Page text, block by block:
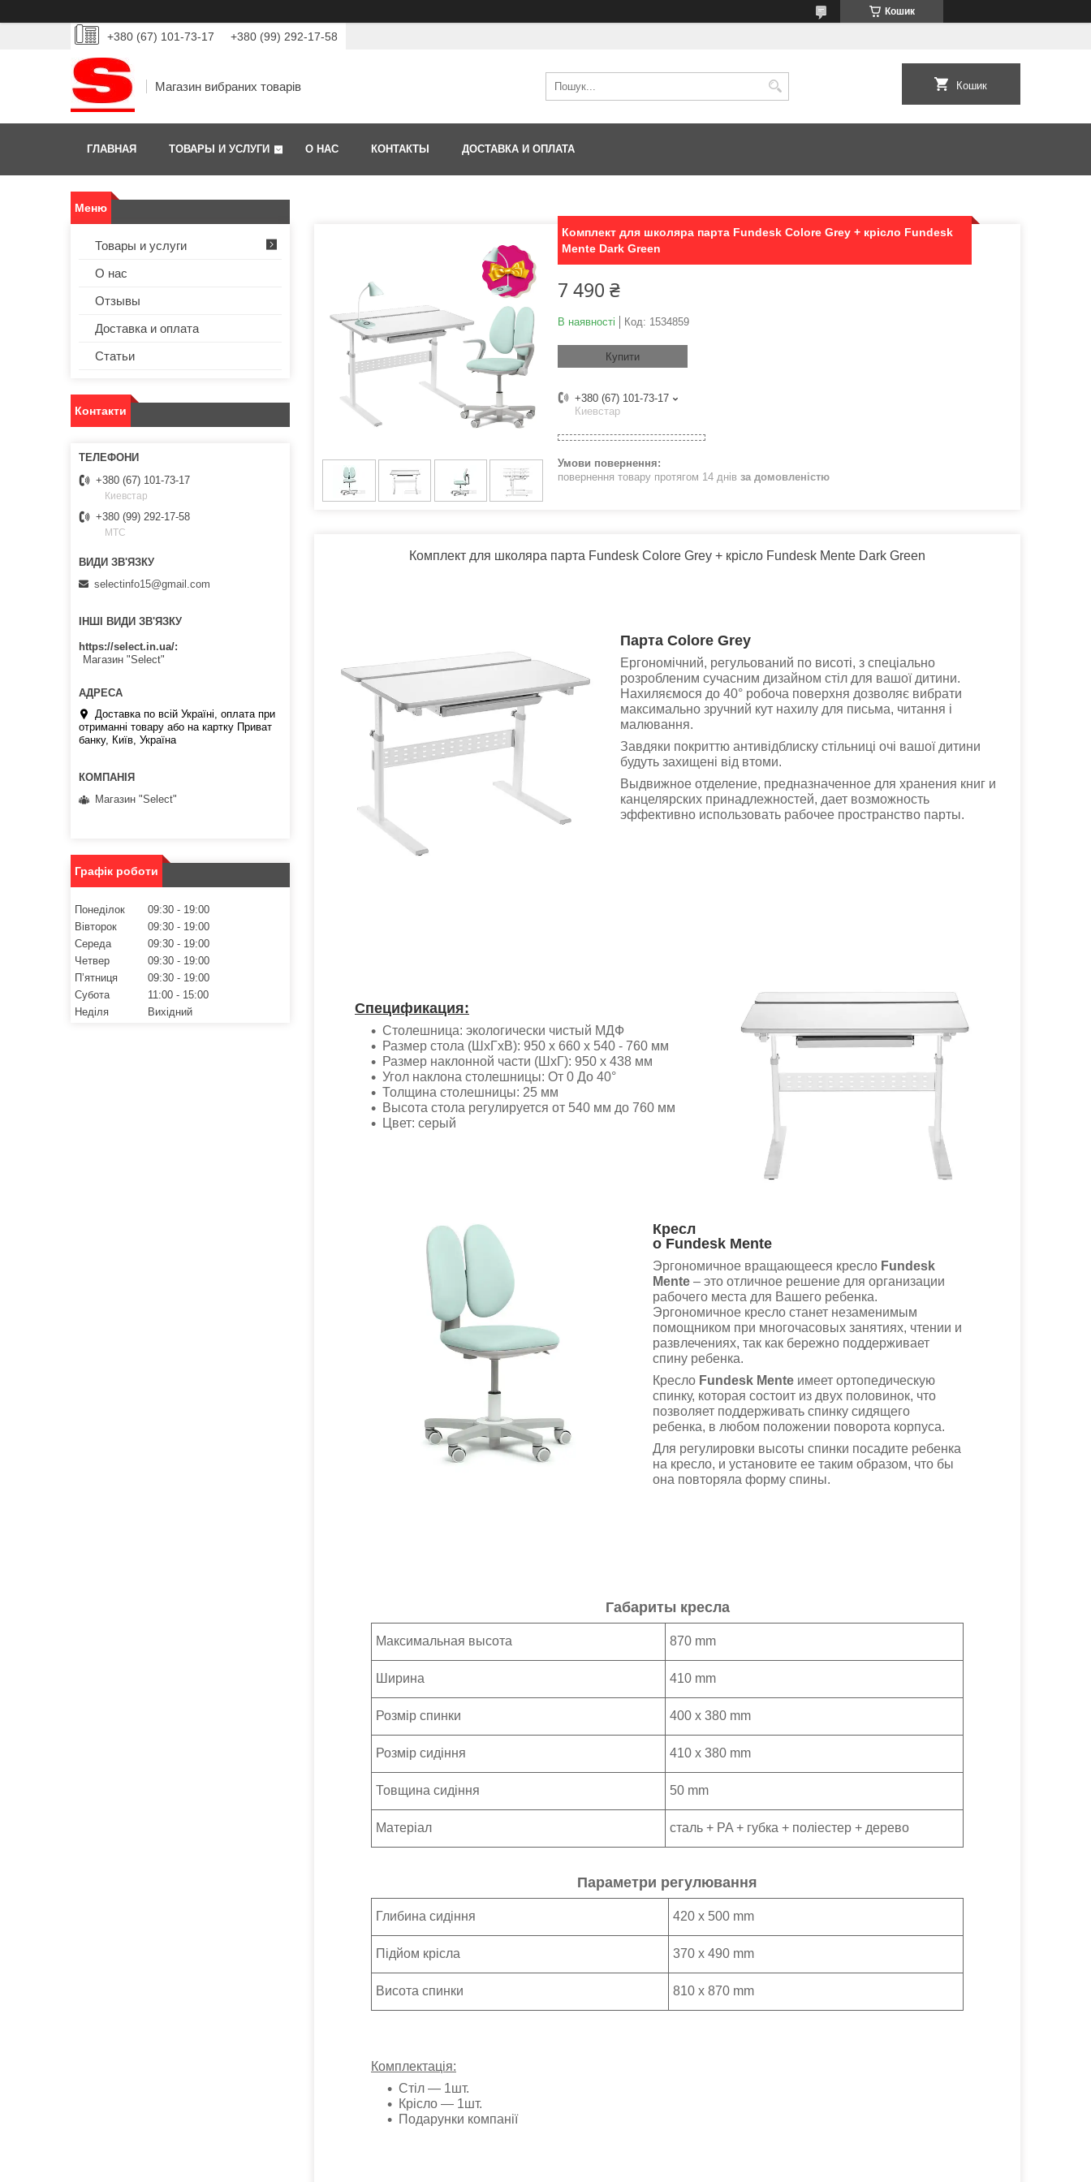
Кошик
+380 (67) 101-73-17 +380 (99) 292-17-58
Магазин вибраних товарів Кошик
ГЛАВНАЯ ТОВАРЫ И УСЛУГИ О НАС КОНТАКТЫ ДОСТАВКА И ОПЛАТА
Комплект для школяра парта Fundesk Colore Grey + крісло Fundesk
Mente Dark Green
7 490 ₴
В наявності Код: 1534859
Купити
+380 (67) 101-73-17
Киевстар
повернення товару протягом 14 днів за домовленістю
Комплект для школяра парта Fundesk Colore Grey + крісло Fundesk Mente Dark Green
Парта Colore Grey
Ергономічний, регульований по висоті, з спеціально
розробленим сучасним дизайном стіл для вашої дитини.
Нахиляємося до 40° робоча поверхня дозволяє вибрати
максимально зручний кут нахилу для письма, читання і
малювання.
Завдяки покриттю антивідблиску стільниці очі вашої дитини
будуть захищені від втоми.
Выдвижное отделение, предназначенное для хранения книг и
канцелярских принадлежностей, дает возможность
эффективно использовать рабочее пространство парты.
Спецификация:
Столешница: экологически чистый МДФ
Размер стола (ШхГхВ): 950 x 660 x 540 - 760 мм
Размер наклонной части (ШхГ): 950 х 438 мм
Угол наклона столешницы: От 0 До 40°
Толщина столешницы: 25 мм
Высота стола регулируется от 540 мм до 760 мм
Цвет: серый
Кресл
о Fundesk Mente
Эргономичное вращающееся кресло Fundesk
Mente – это отличное решение для организации
рабочего места для Вашего ребенка.
Эргономичное кресло станет незаменимым
помощником при многочасовых занятиях, чтении и
развлечениях, так как бережно поддерживает
спину ребенка.
Кресло Fundesk Mente имеет ортопедическую
спинку, которая состоит из двух половинок, что
позволяет поддерживать спинку сидящего
ребенка, в любом положении поворота корпуса.
Для регулировки высоты спинки посадите ребенка
на кресло, и установите ее таким образом, что бы
она повторяла форму спины.
Габариты кресла
Максимальная высота 870 mm
Ширина 410 mm
Розмір спинки 400 х 380 mm
Розмір сидіння 410 x 380 mm
Товщина сидіння 50 mm
Матеріал сталь + PA + губка + поліестер + дерево
Параметри регулювання
Глибина сидіння 420 x 500 mm
Підйом крісла 370 х 490 mm
Висота спинки 810 x 870 mm
Комплектація:
Стіл ― 1шт.
Крісло ― 1шт.
Подарунки компанії
Товары и услуги
О нас
Отзывы
Доставка и оплата
Статьи
Контакти
+380 (67) 101-73-17
Киевстар
+380 (99) 292-17-58
МТС
selectinfo15@gmail.com
ІНШІ ВИДИ ЗВ'ЯЗКУ
https://select.in.ua/
Магазин "Select"
Доставка по всій Україні, оплата при
отриманні товару або на картку Приват
банку, Київ, Україна
Магазин "Select"
Графік роботи
Понеділок 09:30
19:00
Вівторок
09:30
19:00
Середа
09:30
19:00
Четвер
09:30
19:00
Пʼятниця
09:30
19:00
Субота
11:00
15:00
Неділя
Вихідний